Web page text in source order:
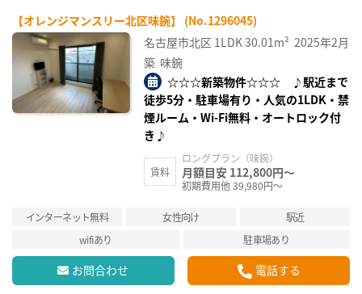
【オレンジマンスリー北区味鋺】 (No.1296045)
名古屋市北区 1LDK30.01m² 2025年2月
築 味鋺
☆☆☆新築物件☆☆☆ ♪駅近まで
徒歩5分・駐車場有り・人気の1LDK・禁
煙ルーム・Wi-Fi無料・オートロック付
き♪
賃料
ロングプラン（味鋺）
月額目安 112,800円～
初期費用他 39,980円～
インターネット無料 女性向け
駅近
wifiあり
駐車場あり
お問合わせ 電話する